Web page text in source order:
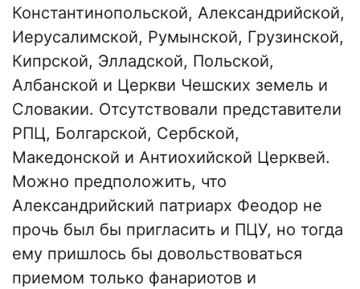
Константинопольской, Александрийской,
Иерусалимской, Румынской, Грузинской,
Кипрской, Элладской, Польской,
Албанской и Церкви Чешских земель и
Словакии. Отсутствовали представители
РПЦ, Болгарской, Сербской,
Македонской и Антиохийской Церквей.
Можно предположить, что
Александрийский патриарх Феодор не
прочь был бы пригласить и ПЦУ, но тогда
ему пришлось бы довольствоваться
приемом только фанариотов и